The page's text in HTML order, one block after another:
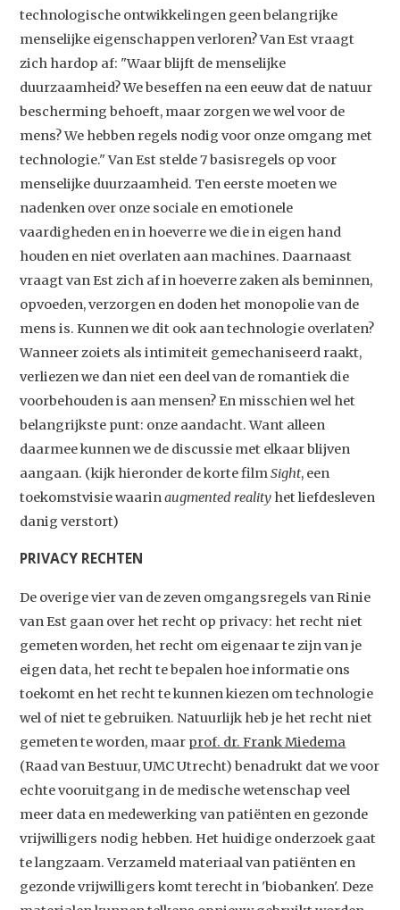
technologische ontwikkelingen geen belangrijke
menselijke eigenschappen verloren? Van Est vraagt
zich hardop af: "Waar blijft de menselijke
duurzaamheid? We beseffen na een eeuw dat de natuur
bescherming behoeft, maar zorgen we wel voor de
mens? We hebben regels nodig voor onze omgang met
technologie." Van Est stelde 7 basisregels op voor
menselijke duurzaamheid. Ten eerste moeten we
nadenken over onze sociale en emotionele
vaardigheden en in hoeverre we die in eigen hand
houden en niet overlaten aan machines. Daarnaast
vraagt van Est zich af in hoeverre zaken als beminnen,
opvoeden, verzorgen en doden het monopolie van de
mens is. Kunnen we dit ook aan technologie overlaten?
Wanneer zoiets als intimiteit gemechaniseerd raakt,
verliezen we dan niet een deel van de romantiek die
voorbehouden is aan mensen? En misschien wel het
belangrijkste punt: onze aandacht. Want alleen
daarmee kunnen we de discussie met elkaar blijven
aangaan. (kijk hieronder de korte filmSight, een
toekomstvisie waarinaugmented reality het liefdesleven
danig verstort)
PRIVACY RECHTEN
De overige vier van de zeven omgangsregels van Rinie
van Est gaan over het recht op privacy: het recht niet
gemeten worden, het recht om eigenaar te zijn van je
eigen data, het recht te bepalen hoe informatie ons
toekomt en het recht te kunnen kiezen om technologie
wel of niet te gebruiken. Natuurlijk heb je het recht niet
gemeten te worden, maar prof. dr. Frank Miedema
(Raad van Bestuur, UMC Utrecht) benadrukt dat we voor
echte vooruitgang in de medische wetenschap veel
meer data en medewerking van patiënten en gezonde
vrijwilligers nodig hebben. Het huidige onderzoek gaat
te langzaam. Verzameld materiaal van patiënten en
gezonde vrijwilligers komt terecht in 'biobanken'. Deze